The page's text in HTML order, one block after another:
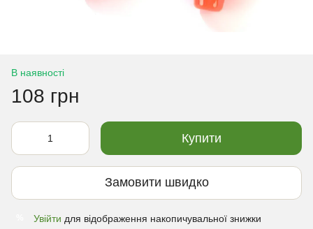
В наявності
108 грн
Купити
Замовити швидко
Увійти для відображення накопичувальної знижки